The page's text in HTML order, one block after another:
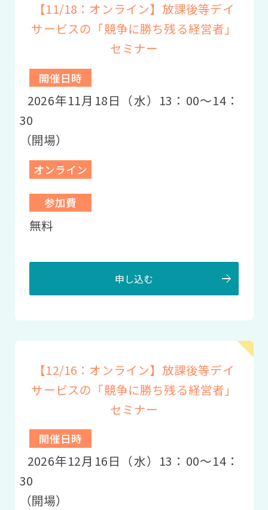
【11/18：オンライン】放課後等デイ
サービスの「競争に勝ち残る経営者」
セミナー
開催日時
2026年11月18日（水）13：00〜14：
30
（開場）
オンライン
参加費
無料
申し込む
【12/16：オンライン】放課後等デイ
サービスの「競争に勝ち残る経営者」
セミナー
開催日時
2026年12月16日（水）13：00〜14：
30
（開場）